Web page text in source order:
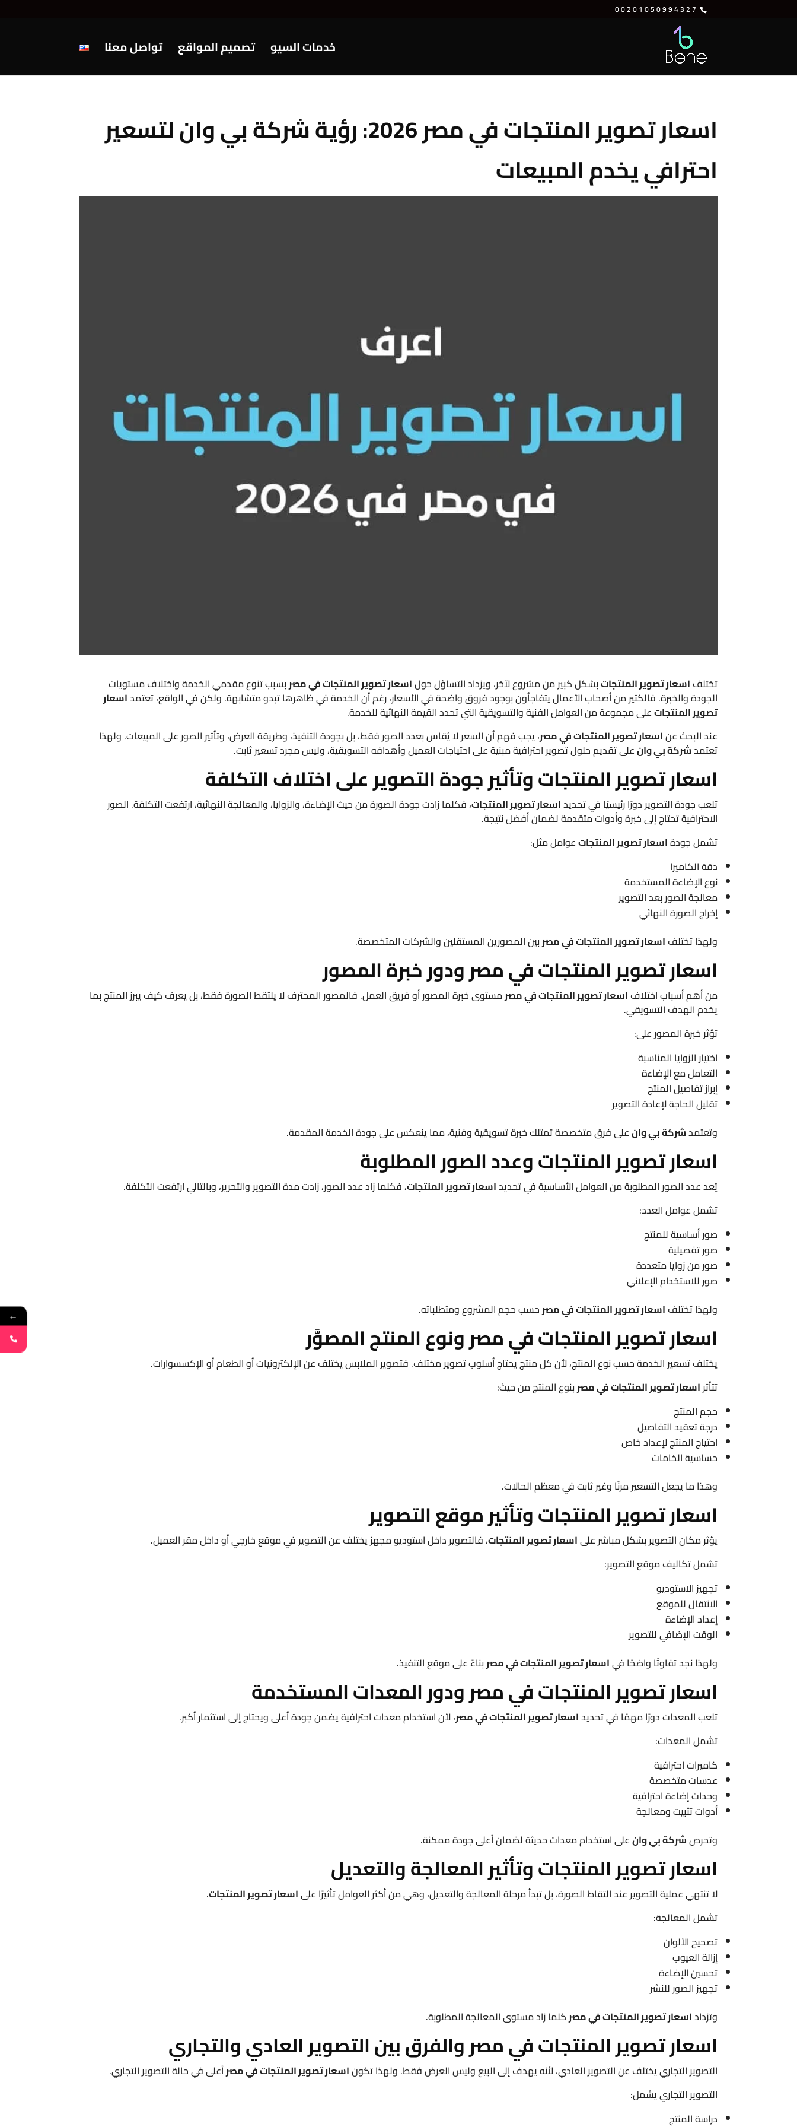
خدمات السيو تصميم المواقع تواصل معنا
اسعار تصوير المنتجات في مصر 2026: رؤية شركة بي وان لتسعير
احترافي يخدم المبيعات
تختلفاسعار تصوير المنتجاتبشكل كبير من مشروع لآخر، ويزداد التساؤل حولاسعار تصوير المنتجات في مصر بسبب تنوع مقدمي الخدمة واختلاف مستويات
الجودة والخبرة. فالكثير من أصحاب الأعمال يتفاجأون بوجود فروق واضحة في الأسعار، رغم أن الخدمة في ظاهرها تبدو متشابهة. ولكن في الواقع، تعتمداسعار
تصوير المنتجاتعلى مجموعة من العوامل الفنية والتسويقية التي تحدد القيمة النهائية للخدمة.
عند البحث عناسعار تصوير المنتجات في مصر، يجب فهم أن السعر لا يُقاس بعدد الصور فقط، بل بجودة التنفيذ، وطريقة العرض، وتأثير الصور على المبيعات. ولهذا
تعتمدشركة بي وانعلى تقديم حلول تصوير احترافية مبنية على احتياجات العميل وأهدافه التسويقية، وليس مجرد تسعير ثابت.
اسعار تصوير المنتجات وتأثير جودة التصوير على اختلاف التكلفة
تلعب جودة التصوير دورًا رئيسيًا في تحديداسعار تصوير المنتجات، فكلما زادت جودة الصورة من حيث الإضاءة، والزوايا، والمعالجة النهائية، ارتفعت التكلفة. الصور
الاحترافية تحتاج إلى خبرة وأدوات متقدمة لضمان أفضل نتيجة.
تشمل جودةاسعار تصوير المنتجاتعوامل مثل:
دقة الكاميرا
نوع الإضاءة المستخدمة
معالجة الصور بعد التصوير
إخراج الصورة النهائي
ولهذا تختلفاسعار تصوير المنتجات في مصر بين المصورين المستقلين والشركات المتخصصة.
اسعار تصوير المنتجات في مصر ودور خبرة المصور
من أهم أسباب اختلافاسعار تصوير المنتجات في مصرمستوى خبرة المصور أو فريق العمل. فالمصور المحترف لا يلتقط الصورة فقط، بل يعرف كيف يبرز المنتج بما
يخدم الهدف التسويقي.
تؤثر خبرة المصور على:
اختيار الزوايا المناسبة
التعامل مع الإضاءة
إبراز تفاصيل المنتج
تقليل الحاجة لإعادة التصوير
وتعتمدشركة بي وانعلى فرق متخصصة تمتلك خبرة تسويقية وفنية، مما ينعكس على جودة الخدمة المقدمة.
اسعار تصوير المنتجات وعدد الصور المطلوبة
يُعد عدد الصور المطلوبة من العوامل الأساسية في تحديداسعار تصوير المنتجات، فكلما زاد عدد الصور، زادت مدة التصوير والتحرير، وبالتالي ارتفعت التكلفة.
تشمل عوامل العدد:
صور أساسية للمنتج
صور تفصيلية
صور من زوايا متعددة
صور للاستخدام الإعلاني
ولهذا تختلفاسعار تصوير المنتجات في مصر حسب حجم المشروع ومتطلباته.
اسعار تصوير المنتجات في مصر ونوع المنتج المصوَّر
يختلف تسعير الخدمة حسب نوع المنتج، لأن كل منتج يحتاج أسلوب تصوير مختلف. فتصوير الملابس يختلف عن الإلكترونيات أو الطعام أو الإكسسوارات.
تتأثر اسعار تصوير المنتجات في مصر بنوع المنتج من حيث:
حجم المنتج
درجة تعقيد التفاصيل
احتياج المنتج لإعداد خاص
حساسية الخامات
وهذا ما يجعل التسعير مرنًا وغير ثابت في معظم الحالات.
اسعار تصوير المنتجات وتأثير موقع التصوير
يؤثر مكان التصوير بشكل مباشر علىاسعار تصوير المنتجات، فالتصوير داخل استوديو مجهز يختلف عن التصوير في موقع خارجي أو داخل مقر العميل.
تشمل تكاليف موقع التصوير:
تجهيز الاستوديو
الانتقال للموقع
إعداد الإضاءة
الوقت الإضافي للتصوير
ولهذا نجد تفاوتًا واضحًا فياسعار تصوير المنتجات في مصر بناءً على موقع التنفيذ.
اسعار تصوير المنتجات في مصر ودور المعدات المستخدمة
تلعب المعدات دورًا مهمًا في تحديداسعار تصوير المنتجات في مصر، لأن استخدام معدات احترافية يضمن جودة أعلى ويحتاج إلى استثمار أكبر.
تشمل المعدات:
كاميرات احترافية
عدسات متخصصة
وحدات إضاءة احترافية
أدوات تثبيت ومعالجة
وتحرصشركة بي وانعلى استخدام معدات حديثة لضمان أعلى جودة ممكنة.
اسعار تصوير المنتجات وتأثير المعالجة والتعديل
لا تنتهي عملية التصوير عند التقاط الصورة، بل تبدأ مرحلة المعالجة والتعديل، وهي من أكثر العوامل تأثيرًا علىاسعار تصوير المنتجات.
تشمل المعالجة:
تصحيح الألوان
إزالة العيوب
تحسين الإضاءة
تجهيز الصور للنشر
وتزداداسعار تصوير المنتجات في مصر كلما زاد مستوى المعالجة المطلوبة.
اسعار تصوير المنتجات في مصر والفرق بين التصوير العادي والتجاري
التصوير التجاري يختلف عن التصوير العادي، لأنه يهدف إلى البيع وليس العرض فقط. ولهذا تكوناسعار تصوير المنتجات في مصرأعلى في حالة التصوير التجاري.
التصوير التجاري يشمل:
دراسة المنتج
←